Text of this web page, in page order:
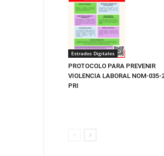
Estrados Digitales
PROTOCOLO PARA PREVENIR
VIOLENCIA LABORAL NOM-035-
PRI